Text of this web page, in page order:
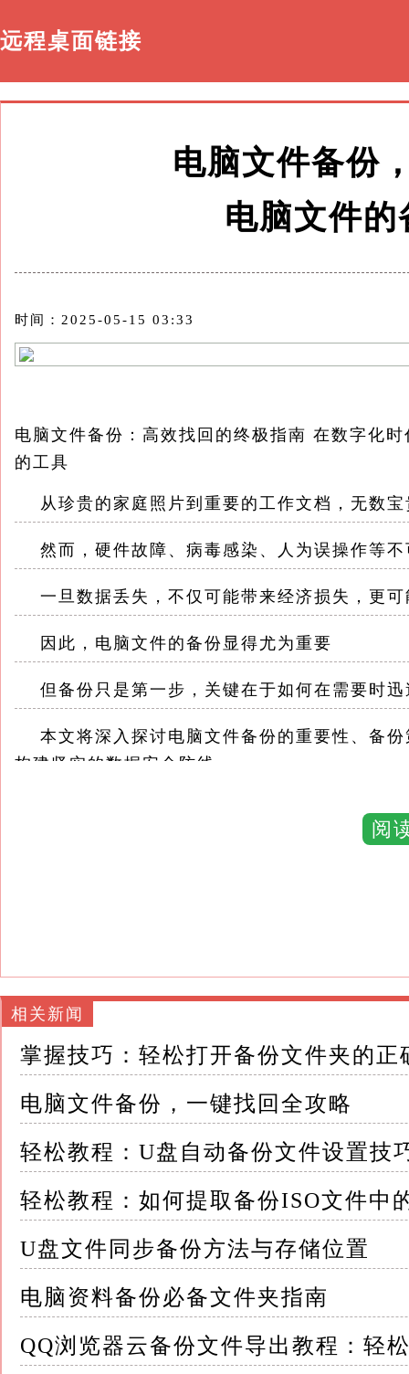
远程桌面链接
电脑文件备份
电脑文件
时间：2025-05-15 03:33
电脑文件备份：高效找回的终极指南 在数字化
的工具
从珍贵的家庭照片到重要的工作文档，无数宝
然而，硬件故障、病毒感染、人为误操作等不
一旦数据丢失，不仅可能带来经济损失，更可
因此，电脑文件的备份显得尤为重要
但备份只是第一步，关键在于如何在需要时迅
本文将深入探讨电脑文件备份的重要性、备份
构建坚实的数据安全防线
一、备份：数据安全的基石 1.1 备份的意义
储介质或位置的过程，以防原始数据丢失或损坏
1.2 备份的类型 - 全备份：复制所有选定文件
- 增量备份：仅备份自上次备份以来发生变化
- 差异备份：备份自上次全备份以来所有发生
选择何种备份类型，应根据个人或企业的实
二、制定高效的备份策略 2.1 定期备份 定期
建议至少每周进行一次全备份，并根据数据变
自动化的备份软件可以大大简化这一过程，确
2.2 多样化存储 不要将所有备份文件保存在
阅
相关新闻
掌握技巧：轻松打开备份文件夹的正
电脑文件备份，一键找回全攻略
轻松教程：U盘自动备份文件设置技
轻松教程：如何提取备份ISO文件中
U盘文件同步备份方法与存储位置
电脑资料备份必备文件夹指南
QQ浏览器云备份文件导出教程：轻